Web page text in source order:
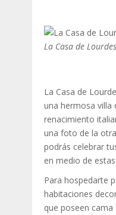
La Casa de
La Casa de
una hermosa villa
renacimiento
una foto de la
podrás celebrar
en medio de
Para hospedarte
habitaciones
que poseen